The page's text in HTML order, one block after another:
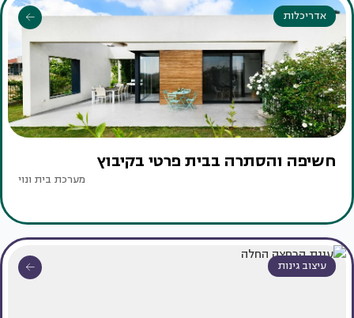
אדריכלות
חשיפה והסתרה בבית פרטי בקיבוץ
מערכת בית ונוי
עיצוב גינות